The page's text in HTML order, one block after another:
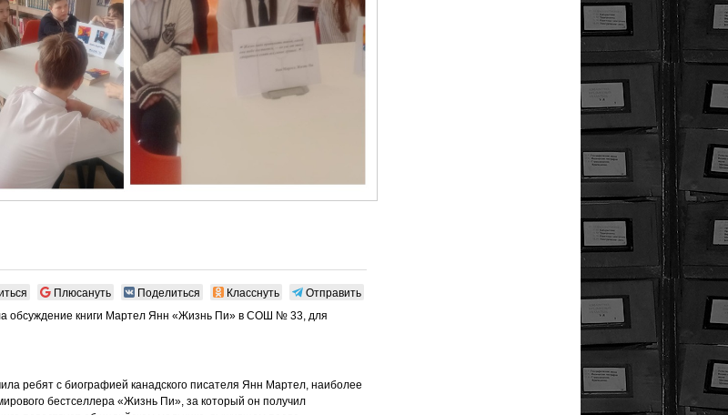
Плюсануть Поделиться Класснуть Отправить
обсуждение книги Мартел Янн «Жизнь Пи» в СОШ № 33, для
ребят с биографией канадского писателя Янн Мартел, наиболее
бестселлера «Жизнь Пи», за который он получил